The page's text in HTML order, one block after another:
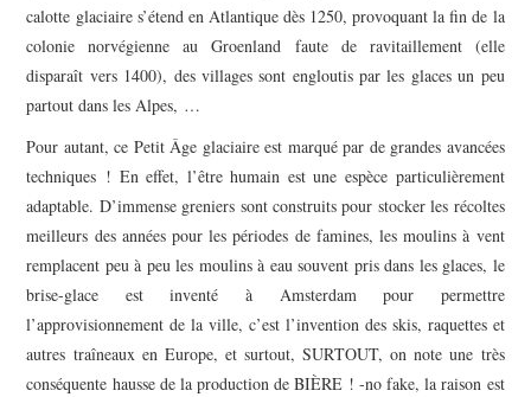
calotte glaciaire s’étend en Atlantique dès 1250, provoquant la fin de la
colonie norvégienne au Groenland faute de ravitaillement (elle
disparaît vers 1400), des villages sont engloutis par les glaces un peu
partout dans les Alpes, …
Pour autant, ce Petit Âge glaciaire est marqué par de grandes avancées
techniques ! En effet, l’être humain est une espèce particulièrement
adaptable. D’immense greniers sont construits pour stocker les récoltes
meilleurs des années pour les périodes de famines, les moulins à vent
remplacent peu à peu les moulins à eau souvent pris dans les glaces, le
brise-glace est inventé à Amsterdam pour permettre
l’approvisionnement de la ville, c’est l’invention des skis, raquettes et
autres traîneaux en Europe, et surtout, SURTOUT, on note une très
conséquente hausse de la production de BIÈRE ! -no fake, la raison est